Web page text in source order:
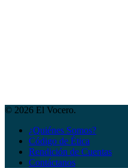
© 2026 El Vocero.
¿Quiénes Somos?
Código de Ética
Rendición de Cuentas
Contáctanos